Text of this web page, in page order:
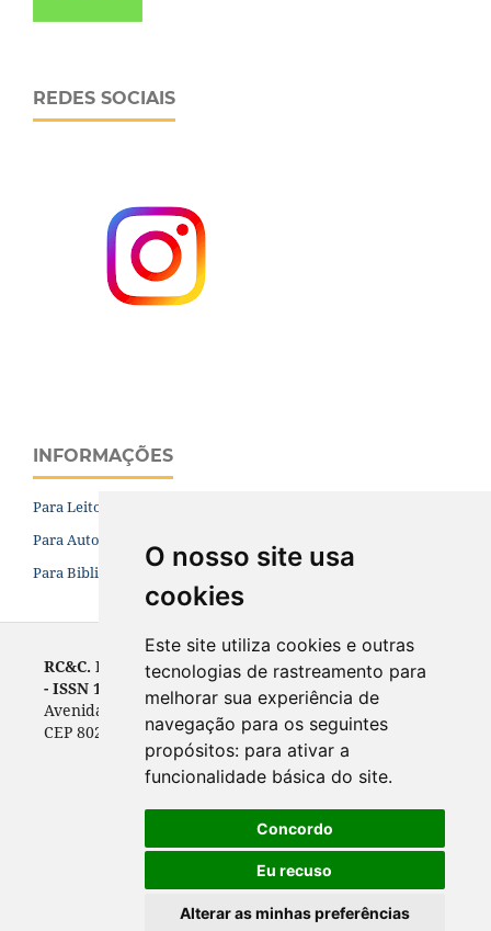
O nosso site usa
cookies
Este site utiliza cookies e outras
tecnologias de rastreamento para
melhorar sua experiência de
navegação para os seguintes
propósitos: para ativar a
funcionalidade básica do site.
Concordo
Eu recuso
Alterar as minhas preferências
REDES SOCIAIS
INFORMAÇÕES
Para Leitores
Para Autores
Para Bibliotecários
RC&C. Revista de Contabilidade e Controladoria
- ISSN 1984-6266
Avenida Prefeito Lothário Meissner, 632 - Campus III
CEP 80210-070, Curitiba, PR, Brasil